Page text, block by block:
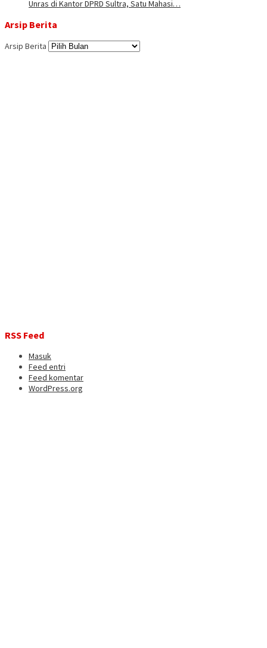
Unras di Kantor DPRD Sultra, Satu Mahasi…
Arsip Berita
Arsip Berita
RSS Feed
Masuk
Feed entri
Feed komentar
WordPress.org